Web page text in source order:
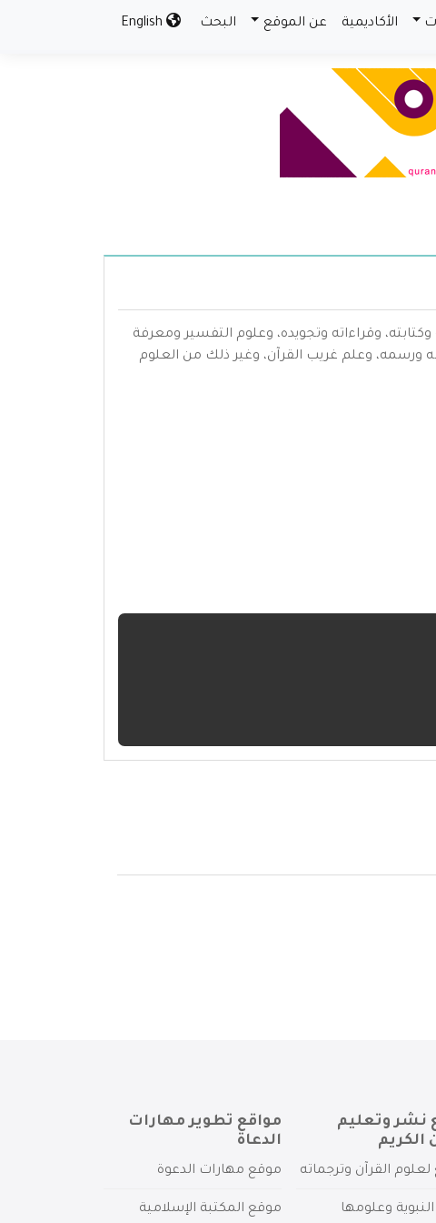
الأكاديمية عن الموقع البحث
وقراءاته وتجويده، وعلوم التفسير ومعرفة
ورسمه، وعلم غريب القرآن، وغير ذلك من العلوم
نشر وتعليم
الكريم
لعلوم القرآن وترجماته
وعلومها
مواقع تطوير مهارات
الدعاة
موقع مهارات الدعوة
موقع المكتبة الإسلامية